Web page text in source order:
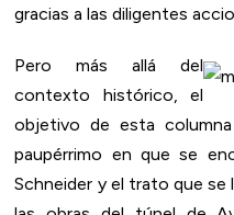
gracias a las diligentes
Pero más allá del
contexto histórico, el
objetivo de esta
paupérrimo en que se
Schneider y el trato que